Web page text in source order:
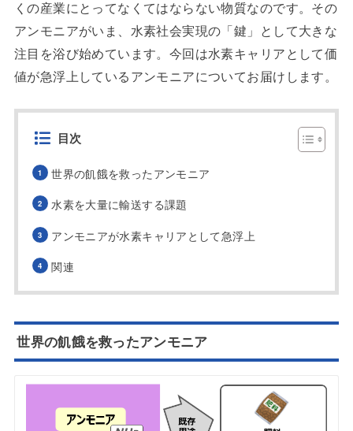
くの産業にとってなくてはならない物質なのです。その
アンモニアがいま、水素社会実現の「鍵」として大きな
注目を浴び始めています。今回は水素キャリアとして価
値が急浮上しているアンモニアについてお届けします。
目次
世界の飢餓を救ったアンモニア
水素を大量に輸送する課題
アンモニアが水素キャリアとして急浮上
関連
世界の飢餓を救ったアンモニア